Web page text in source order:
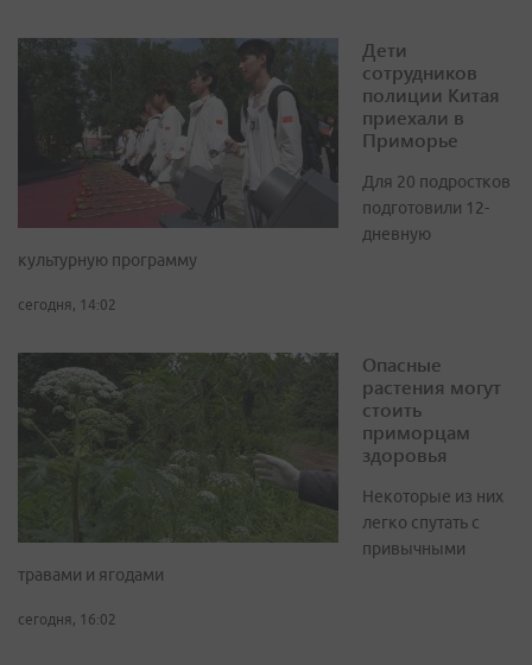
Дети
сотрудников
полиции Китая
приехали в
Приморье
Для 20 подростков
подготовили 12-
дневную
культурную программу
сегодня, 14:02
Опасные
растения могут
стоить
приморцам
здоровья
Некоторые из них
легко спутать с
привычными
травами и ягодами
сегодня, 16:02